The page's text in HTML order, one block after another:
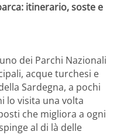
itinerario, soste e
dei Parchi Nazionali
acque turchesi e
Sardegna, a pochi
lo visita una volta
che migliora a ogni
al di là delle